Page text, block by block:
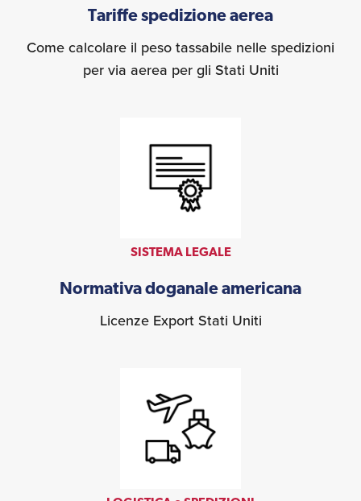
Tariffe spedizione aerea
Come calcolare il peso tassabile nelle spedizioni
per via aerea per gli Stati Uniti
SISTEMA LEGALE
Normativa doganale americana
Licenze Export Stati Uniti